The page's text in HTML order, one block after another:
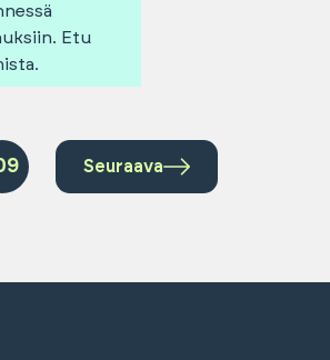
Etu
Seuraava